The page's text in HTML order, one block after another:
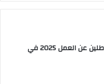
رابط استمارة العاطلين عن العمل 2025 في